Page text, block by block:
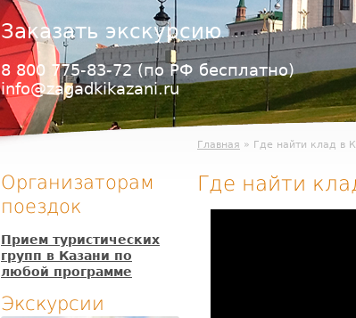
Заказать экскурсию
8 800 775-83-72(по РФ бесплатно)
info@zagadkikazani.ru
Главная » Где найти клад в
Где найти
Организаторам
поездок
Прием туристических
групп в Казани по
любой программе
Экскурсии